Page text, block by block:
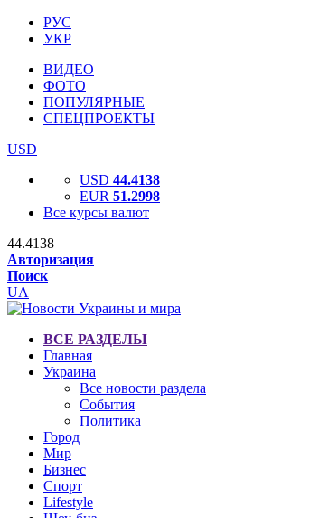
РУС
УКР
ВИДЕО
ФОТО
ПОПУЛЯРНЫЕ
СПЕЦПРОЕКТЫ
USD
USD 44.4138
EUR 51.2998
Все курсы валют
44.4138
Авторизация
Поиск
UA
ВСЕ РАЗДЕЛЫ
Главная
Украина
Все новости раздела
События
Политика
Город
Мир
Бизнес
Спорт
Lifestyle